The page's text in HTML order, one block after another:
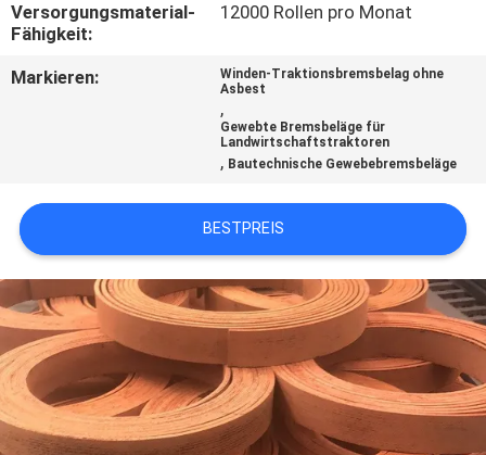
IN
VERBINDUNG
ZITAT
SITEMAP
PRIVACY
POLICY
Versorgungsmaterial-
Fähigkeit:
12000 Rollen pro Monat
Markieren:
Winden-Traktionsbremsbelag ohne
Asbest
,
Gewebte Bremsbeläge für
Landwirtschaftstraktoren
, Bautechnische Gewebebremsbeläge
BESTPREIS